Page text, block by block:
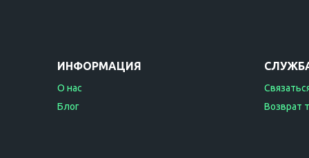
ИНФОРМАЦИЯ
О нас
Блог
Возврат